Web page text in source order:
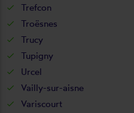
Trefcon
Troësnes
Trucy
Tupigny
Urcel
Vailly-sur-aisne
Variscourt